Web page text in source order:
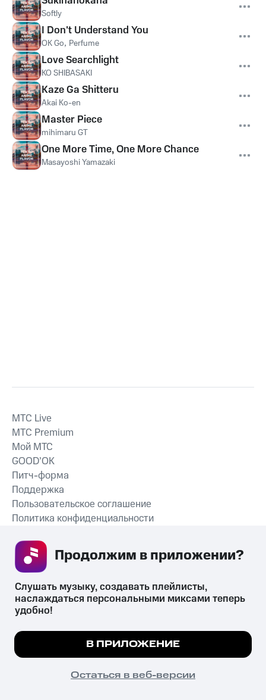
Softly
I Don't Understand You
OK Go, Perfume
Love Searchlight
KO SHIBASAKI
Kaze Ga Shitteru
Akai Ko-en
Master Piece
mihimaru GT
One More Time, One More Chance
Masayoshi Yamazaki
СКАЧАТЬ ПРИЛОЖЕНИЕ
MTС Live
MTС Premium
Мой МТС
GOOD’OK
Питч-форма
Поддержка
Пользовательское соглашение
Политика конфиденциальности
психотропных веществ, их аналогов причиняет вред здоровью,
их незаконный оборот запрещён и влечёт установленную
законодательством ответственность.
© 2026 ООО «КИОН».
Все права защищены
Мы используем куки, чтобы на сайте все
Подробнее
ПОНЯТНО
Слушать музыку, создавать плейлисты,
наслаждаться персональными миксами теперь
удобно!
В ПРИЛОЖЕНИЕ
Остаться в веб-версии